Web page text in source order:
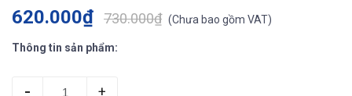
620.000₫ 730.000₫ (Chưa bao gồm VAT)
Thông tin sản phẩm:
+